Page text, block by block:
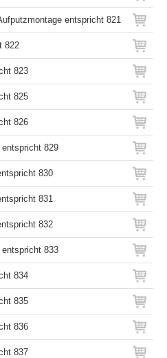
entspricht 821
822
823
825
826
829
830
831
832
833
834
835
836
837